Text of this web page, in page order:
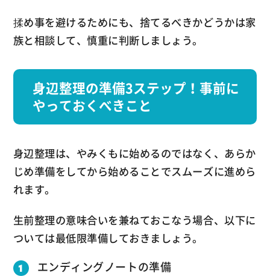
揉め事を避けるためにも、捨てるべきかどうかは家
族と相談して、慎重に判断しましょう。
身辺整理の準備3ステップ！事前に
やっておくべきこと
身辺整理は、やみくもに始めるのではなく、あらか
じめ準備をしてから始めることでスムーズに進めら
れます。
生前整理の意味合いを兼ねておこなう場合、以下に
ついては最低限準備しておきましょう。
エンディングノートの準備